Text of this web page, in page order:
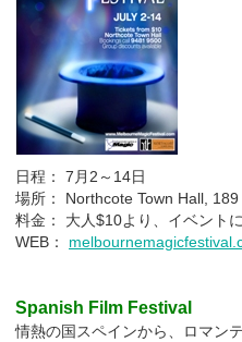
日程： 7月2～14日
場所： Northcote Town Hall,
料金： 大人$10より、イベント
WEB：
Spanish Film Festival
情熱の国スペインから、ロマン